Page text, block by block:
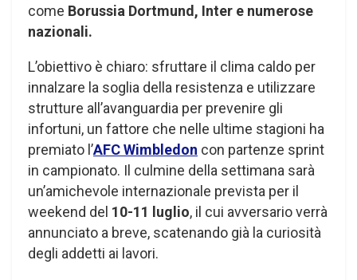
come Borussia Dortmund, Inter e numerose
nazionali.
L’obiettivo è chiaro: sfruttare il clima caldo per
innalzare la soglia della resistenza e utilizzare
strutture all’avanguardia per prevenire gli
infortuni, un fattore che nelle ultime stagioni ha
premiato l’AFC Wimbledon con partenze sprint
in campionato. Il culmine della settimana sarà
un’amichevole internazionale prevista per il
weekend del 10-11 luglio, il cui avversario verrà
annunciato a breve, scatenando già la curiosità
degli addetti ai lavori.